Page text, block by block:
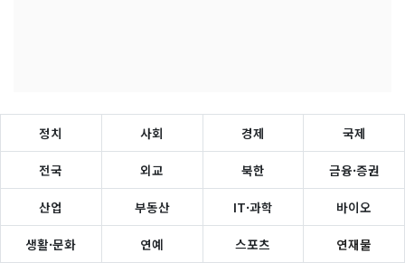
정치 사회 경제 국제
전국 외교 북한 금융·증권
산업 부동산 IT·과학 바이오
생활·문화 연예 스포츠 연재물